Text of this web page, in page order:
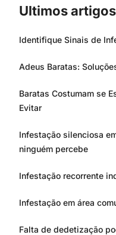
Ultimos artigos
Identifique Sinais de
Adeus Baratas:
Baratas Costumam se
Evitar
Infestação silenciosa
ninguém percebe
Infestação recorrente
Infestação em área
Falta de dedetização